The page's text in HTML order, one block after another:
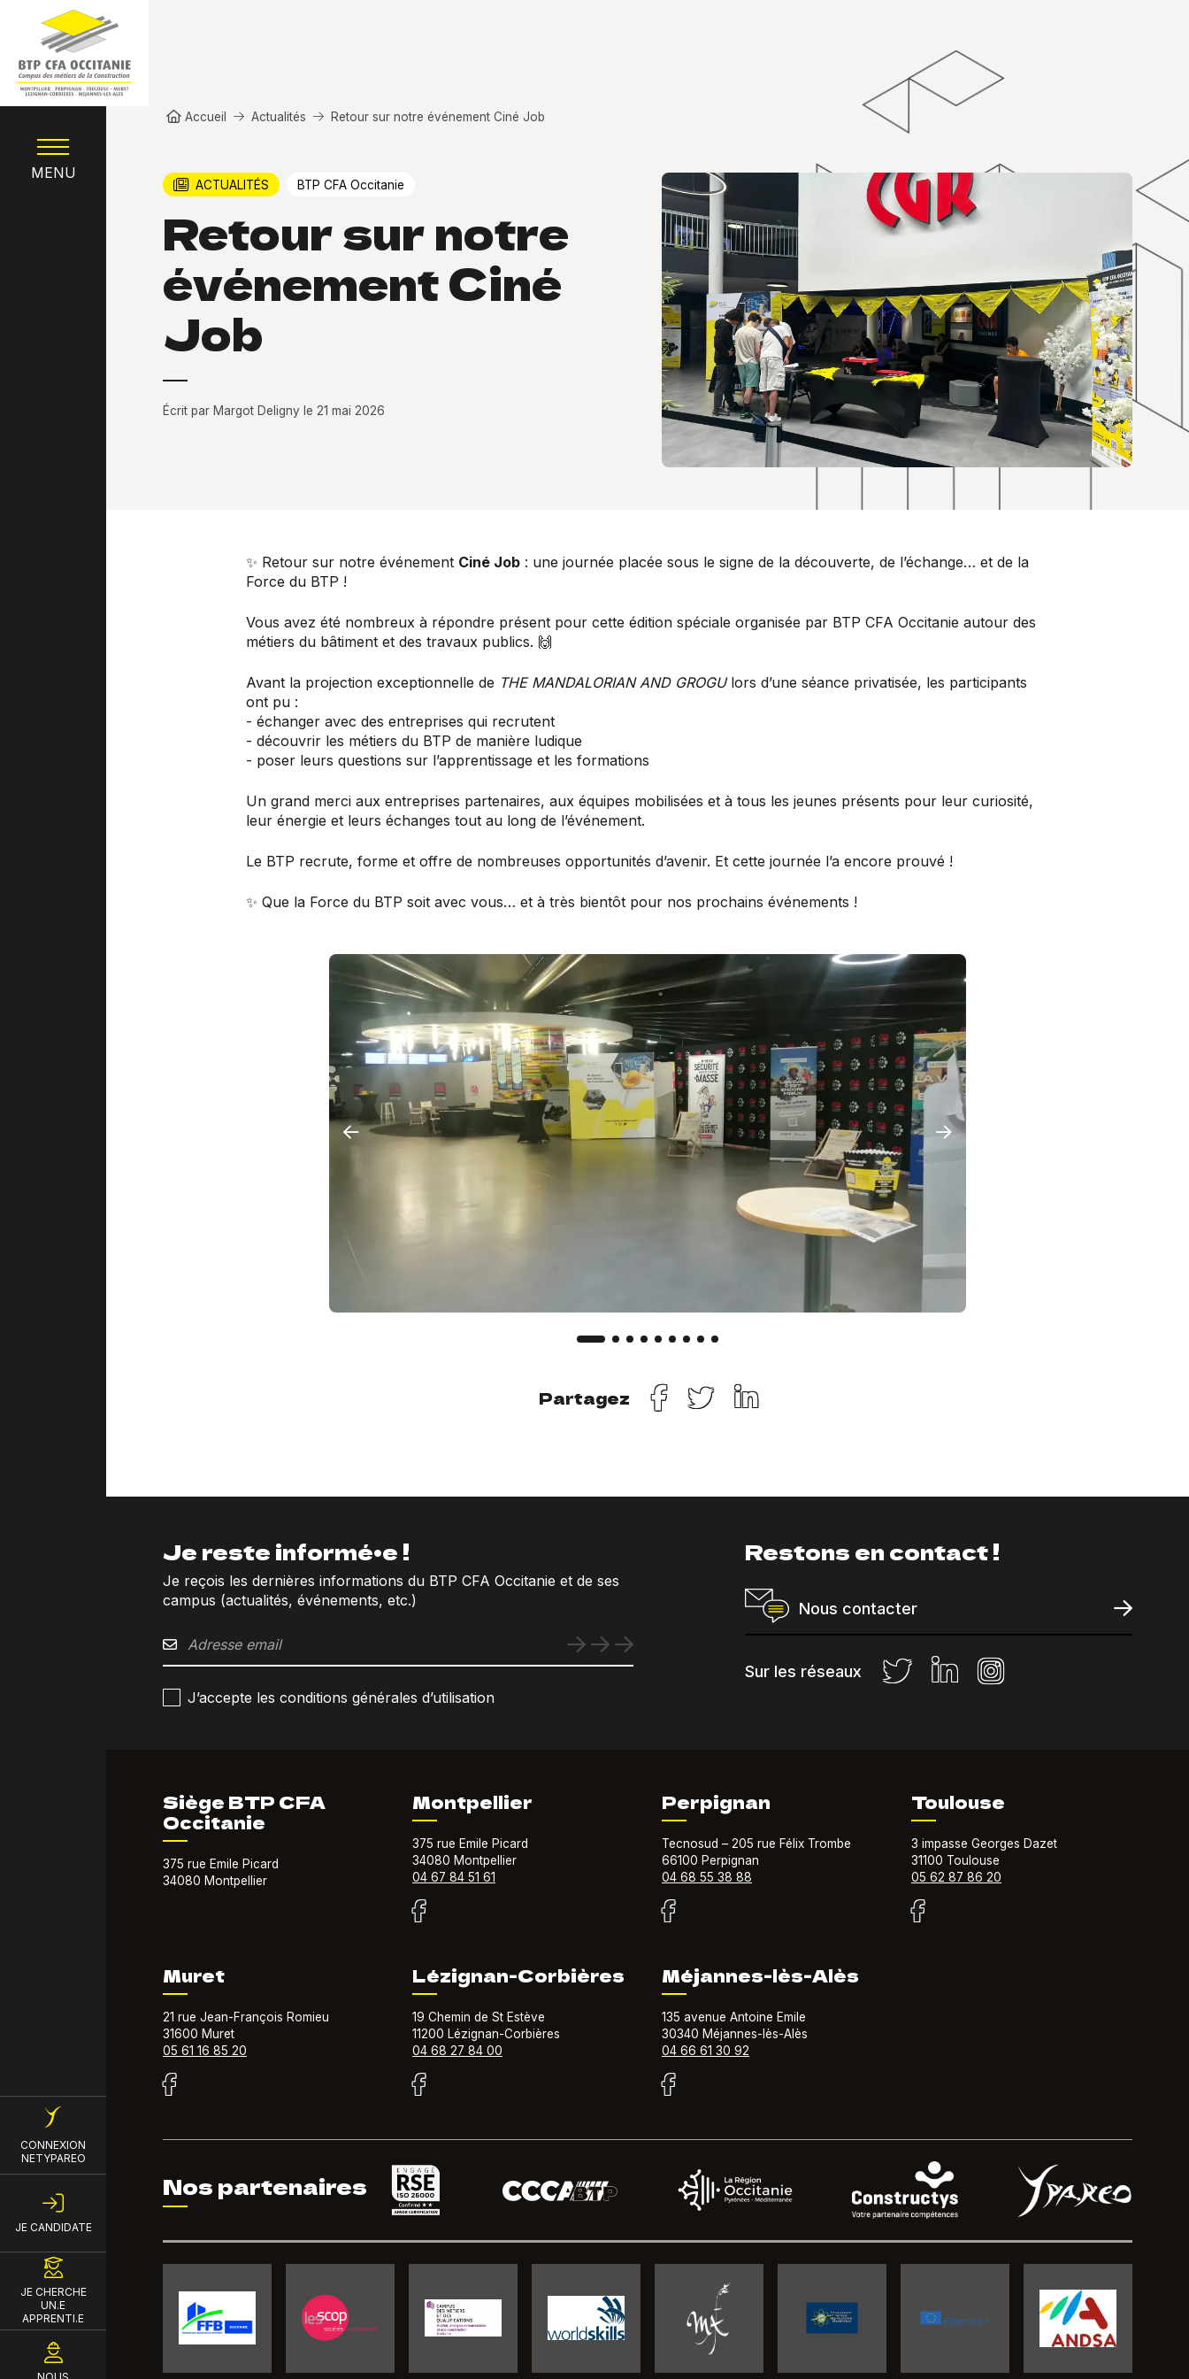
Aller au contenu principal
MENU
Menu du compte de l'utilisateur
CONNEXION
NETYPAREO
JE CANDIDATE
JE CHERCHE
UN.E
APPRENTI.E
NOUS
Fil d'Ariane
Accueil Actualités Retour sur notre événement Ciné Job
ACTUALITÉS BTP CFA Occitanie
Retour sur notre
événement Ciné
Job
Écrit par Margot Deligny le 21 mai 2026
✨ Retour sur notre événement Ciné Job : une journée placée sous le signe de la découverte, de l’échange… et de la
Force du BTP !
Vous avez été nombreux à répondre présent pour cette édition spéciale organisée par BTP CFA Occitanie autour des
métiers du bâtiment et des travaux publics. 🙌
Avant la projection exceptionnelle de THE MANDALORIAN AND GROGUlors d’une séance privatisée, les participants
ont pu :
- échanger avec des entreprises qui recrutent
- découvrir les métiers du BTP de manière ludique
- poser leurs questions sur l’apprentissage et les formations
Un grand merci aux entreprises partenaires, aux équipes mobilisées et à tous les jeunes présents pour leur curiosité,
leur énergie et leurs échanges tout au long de l’événement.
Le BTP recrute, forme et offre de nombreuses opportunités d’avenir. Et cette journée l’a encore prouvé !
✨ Que la Force du BTP soit avec vous… et à très bientôt pour nos prochains événements !
Partagez
Je reste informé•e !
Je reçois les dernières informations du BTP CFA Occitanie et de ses
campus (actualités, événements, etc.)
J’accepte les conditions générales d’utilisation
Restons en contact !
Nous contacter
Sur les réseaux
Siège BTP CFA
Occitanie
375 rue Emile Picard
34080 Montpellier
Montpellier
375 rue Emile Picard
34080 Montpellier
04 67 84 51 61
Perpignan
Tecnosud – 205 rue Félix Trombe
66100 Perpignan
04 68 55 38 88
Toulouse
3 impasse Georges Dazet
31100 Toulouse
05 62 87 86 20
Muret
21 rue Jean-François Romieu
31600 Muret
05 61 16 85 20
Lézignan-Corbières
19 Chemin de St Estève
11200 Lézignan-Corbières
04 68 27 84 00
Méjannes-lès-Alès
135 avenue Antoine Emile
30340 Méjannes-lès-Alès
04 66 61 30 92
Nos partenaires